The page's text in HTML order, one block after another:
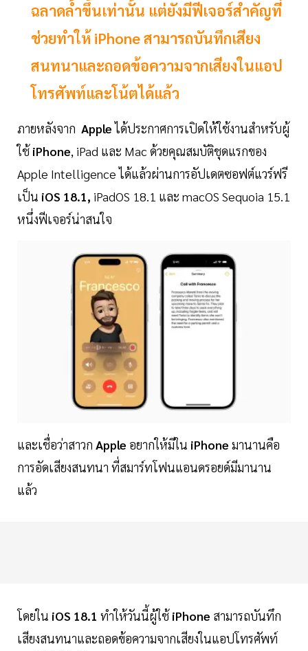
ฉลาดล้ำขึ้นเท่านั้น แต่ยังมีฟีเจอร์สำคัญที่
ช่วยทำให้ iPhone สามารถบันทึกเสียง
สนทนาและถอดข้อความจากเสียงในแอป
โทรศัพท์และโน้ตได้แล้ว
ภายหลังจาก Appleได้ประกาศการเปิดให้ใช้งานสำหรับผู้
ใช้iPhone, iPad และ Mac ด้วยคุณสมบัติชุดแรกของ
Apple Intelligence ได้แล้วผ่านการอัปเดตซอฟต์แวร์ฟรี
เป็น iOS 18.1, iPadOS 18.1 และ macOS Sequoia 15.1
หนึ่งฟีเจอร์น่าสนใจ
และเชื่อว่าสาวก Apple อยากให้มีใน iPhone มานานคือ
การอัดเสียงสนทนา ที่สมาร์ทโฟนแอนดรอยด์มีมานาน
แล้ว
โดยใน iOS 18.1 ทำให้วันนี้ผู้ใช้iPhone สามารถบันทึก
เสียงสนทนาและถอดข้อความจากเสียงในแอปโทรศัพท์